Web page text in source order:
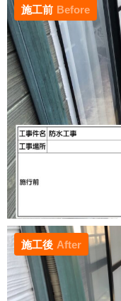
施工前 Before
施工後 After